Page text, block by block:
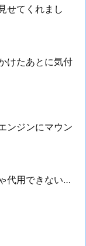
せてくれまし
けたあとに気付
ンジンにマウン
代用できない…